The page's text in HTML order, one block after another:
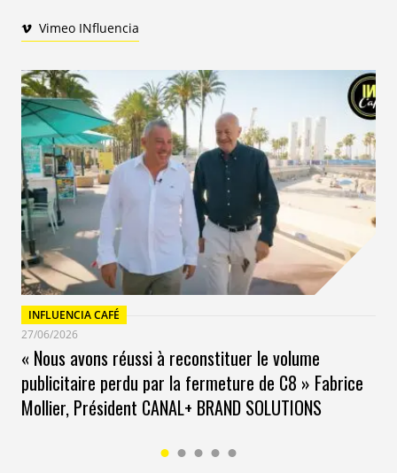
Vimeo INfluencia
INFLUENCIA CAFÉ
27/06/2026
« Nous avons réussi à reconstituer le volume
publicitaire perdu par la fermeture de C8 » Fabrice
Mollier, Président CANAL+ BRAND SOLUTIONS